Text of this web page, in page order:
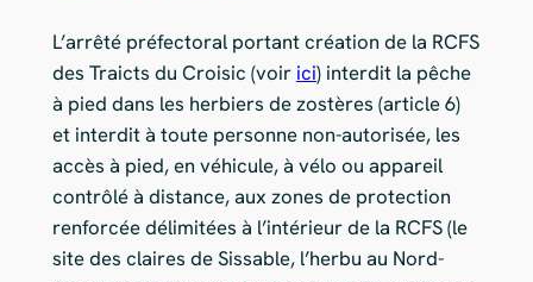
L’arrêté préfectoral portant création de la RCFS
des Traicts du Croisic (voir ici) interdit la pêche
à pied dans les herbiers de zostères (article 6)
et interdit à toute personne non-autorisée, les
accès à pied, en véhicule, à vélo ou appareil
contrôlé à distance, aux zones de protection
renforcée délimitées à l’intérieur de la RCFS (le
site des claires de Sissable, l’herbu au Nord-